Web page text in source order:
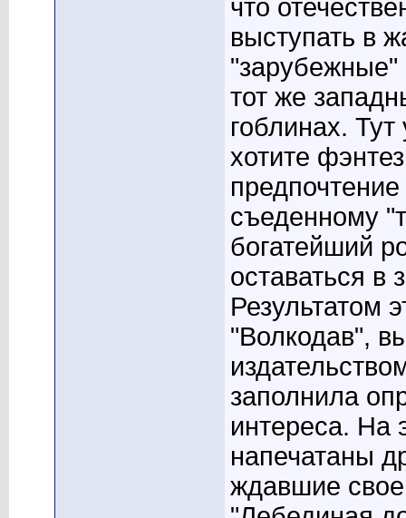
что
выступать в
тот же
гоблинах.
хотите
съеденному
богатейший
оставаться в
Результатом
"Волкодав",
заполнила
интереса. На
напечатаны
ждавшие